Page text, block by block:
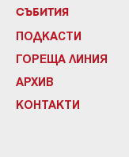
СЪБИТИЯ
ПОДКАСТИ
ГОРЕЩА ЛИНИЯ
АРХИВ
КОНТАКТИ